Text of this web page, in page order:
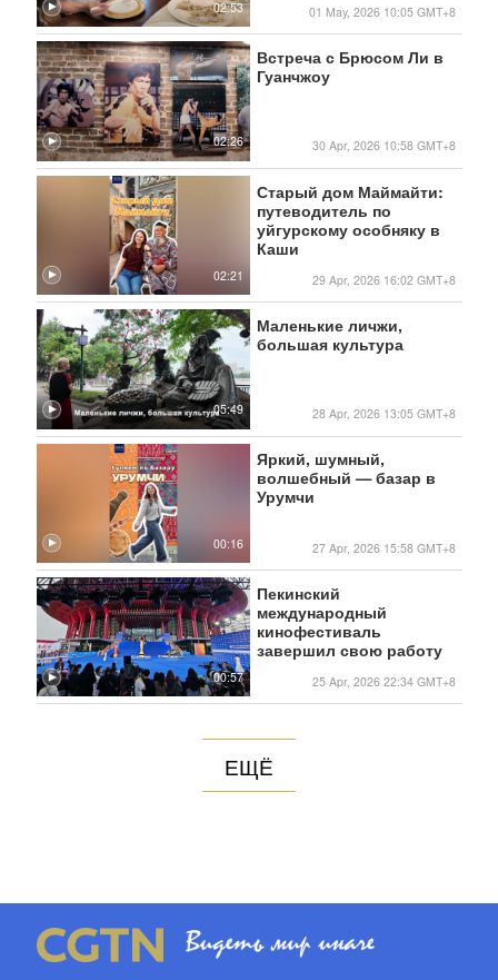
02:53 01 May, 2026 10:05 GMT+8
02:26
Встреча с Брюсом Ли в
Гуанчжоу
30 Apr, 2026 10:58 GMT+8
02:21
Старый дом Маймайти:
путеводитель по
уйгурскому особняку в
Каши
29 Apr, 2026 16:02 GMT+8
05:49
Маленькие личжи,
большая культура
28 Apr, 2026 13:05 GMT+8
00:16
Яркий, шумный,
волшебный — базар в
Урумчи
27 Apr, 2026 15:58 GMT+8
00:57
Пекинский
международный
кинофестиваль
завершил свою работу
25 Apr, 2026 22:34 GMT+8
ЕЩЁ